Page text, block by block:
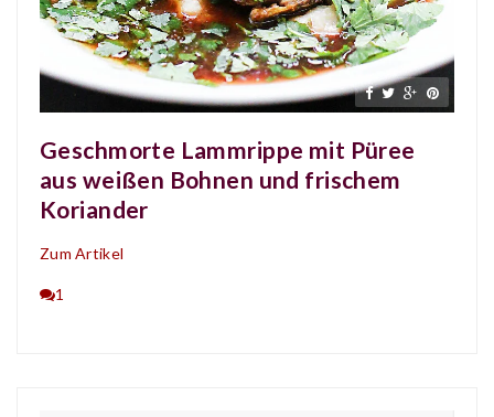
Geschmorte Lammrippe mit Püree
aus weißen Bohnen und frischem
Koriander
Zum Artikel
1